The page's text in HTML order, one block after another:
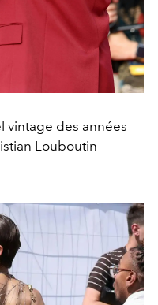
vintage des années
Louboutin